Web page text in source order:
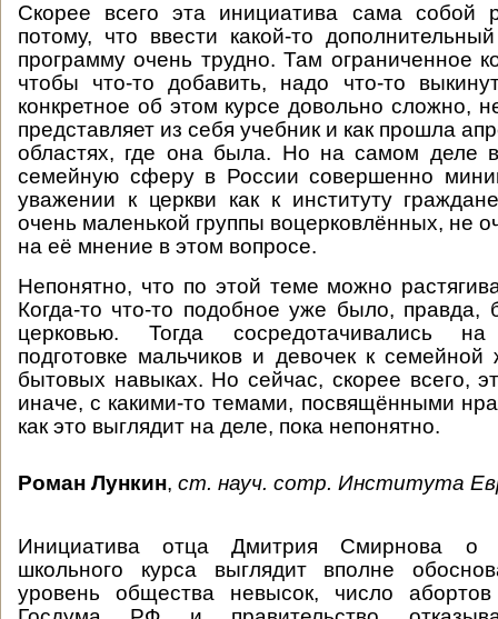
Скорее всего эта инициатива сама собой
потому, что ввести какой-то
программу очень трудно. Там ограниченное
чтобы что-то добавить, надо что-то
конкретное об этом курсе довольно сложно,
представляет из себя учебник и как прошла
областях, где она была. Но на самом деле
семейную сферу в России совершенно
уважении к церкви как к институту
очень маленькой группы воцерковлённых, не
на её мнение в этом вопросе.
Непонятно, что по этой теме можно
Когда-то что-то подобное уже было, правда,
церковью. Тогда сосредотачивались на
подготовке мальчиков и девочек к
бытовых навыках. Но сейчас, скорее всего,
иначе, с какими-то темами, посвящёнными
как это выглядит на деле, пока непонятно.
Роман Лункин, ст. науч. сотр. Института
Инициатива отца Дмитрия Смирнова о
школьного курса выглядит вполне
уровень общества невысок, число